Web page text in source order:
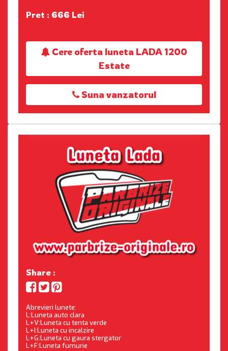
Pret : 666 Lei
Cere oferta luneta LADA 1200
Estate
Suna vanzatorul
Share :
Abrevieri lunete:
L:Luneta auto clara
L+V:Luneta cu tenta verde
L+I:Luneta cu incalzire
L+G:Luneta cu gaura stergator
L+F:Luneta fumurie